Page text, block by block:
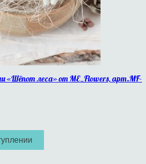
«Шёпот леса» от ME_Flowers, арт.MF-